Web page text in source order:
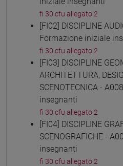
fi 30 cfu allegato 2
[FI02] DISCIPLINE
Formazione iniziale
fi 30 cfu allegato 2
[FI03] DISCIPLINE
ARCHITETTURA,
SCENOTECNICA -
insegnanti
fi 30 cfu allegato 2
[FI04] DISCIPLINE
SCENOGRAFICHE -
insegnanti
fi 30 cfu allegato 2